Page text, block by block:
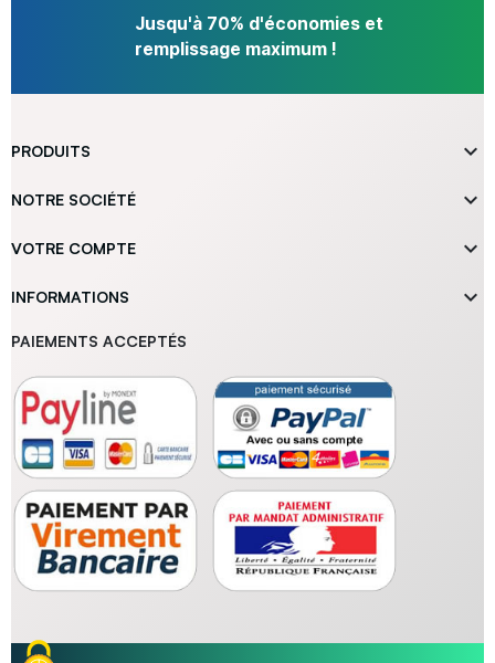
Jusqu'à 70% d'économies et
remplissage maximum !
PRODUITS 
NOTRE SOCIÉTÉ 
VOTRE COMPTE 
INFORMATIONS 
PAIEMENTS ACCEPTÉS